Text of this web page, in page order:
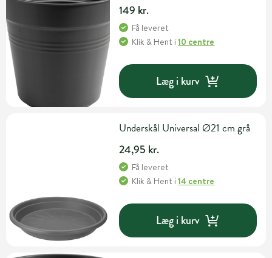
149 kr.
Få leveret
Klik & Hent i10 centre
Læg i kurv
Underskål Universal Ø21 cm grå
24,95 kr.
Få leveret
Klik & Hent i14 centre
Læg i kurv